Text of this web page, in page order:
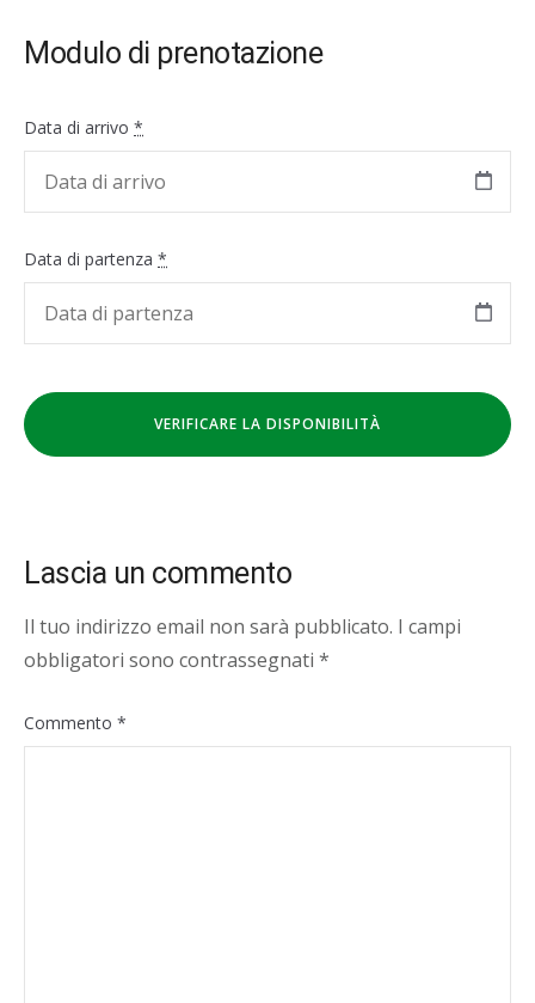
Modulo di prenotazione
Data di arrivo *
Data di partenza *
Lascia un commento
Il tuo indirizzo email non sarà pubblicato. I campi
obbligatori sono contrassegnati *
Commento *